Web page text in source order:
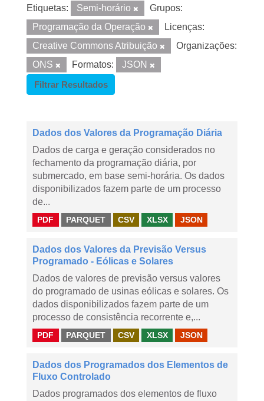
Etiquetas: Semi-horário
Grupos:
Programação da Operação
Licenças:
Creative Commons Atribuição
Organizações:
ONS
Formatos:
JSON
Filtrar Resultados
Dados dos Valores da Programação Diária
Dados de carga e geração considerados no
fechamento da programação diária, por
submercado, em base semi-horária. Os dados
disponibilizados fazem parte de um processo
de...
PDF PARQUET CSV XLSX JSON
Dados dos Valores da Previsão Versus
Programado - Eólicas e Solares
Dados de valores de previsão versus valores
do programado de usinas eólicas e solares. Os
dados disponibilizados fazem parte de um
processo de consistência recorrente e,...
PDF PARQUET CSV XLSX JSON
Dados dos Programados dos Elementos de
Fluxo Controlado
Dados programados dos elementos de fluxo